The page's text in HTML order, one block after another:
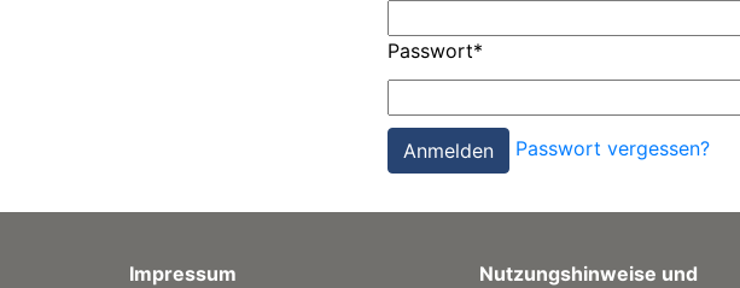
Passwort*
Passwort vergessen?
Impressum
Nutzungshinweise und